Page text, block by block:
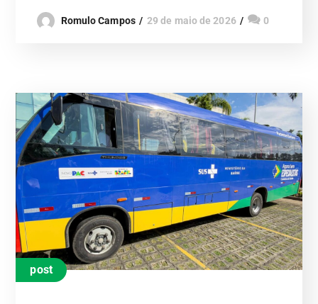
Romulo Campos 29 de maio de 2026 0
post